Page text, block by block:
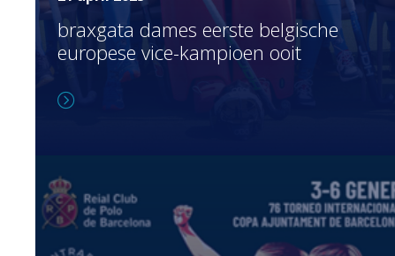
braxgata dames eerste belgische
europese vice-kampioen ooit